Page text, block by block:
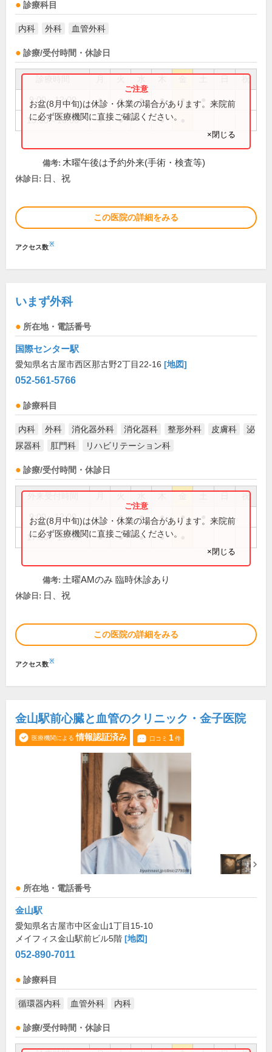
診療科目
内科 外科 血管外科
診療/受付時間・休診日
祝
9:00～12:00 ● ● ● ● ●
15:00～18:00 ● ● ●
お盆(8月中旬)は休診・休業の場合があります。来院前
に必ず医療機関に直接ご確認ください。
×閉じる
備考: 木曜午後は予約外来(手術・検査等)
休診日: 日、祝
この医院の詳細をみる
アクセス数※
いまず外科
所在地・電話番号
国際センター駅
愛知県名古屋市西区那古野2丁目22-16 [地図]
052-561-5766
診療科目
内科 外科 消化器外科 消化器科 整形外科 皮膚科
泌
尿器科
肛門科 リハビリテーション科
診療/受付時間・休診日
祝
9:00～12:00 ● ● ● ● ●
17:00～19:00 ● ● ● ●
お盆(8月中旬)は休診・休業の場合があります。来院前
に必ず医療機関に直接ご確認ください。
×閉じる
備考: 土曜AMのみ 臨時休診あり
休診日: 日、祝
この医院の詳細をみる
アクセス数※
金山駅前心臓と血管のクリニック・金子医院
医療機関による 情報認証済み 口コミ 1件
所在地・電話番号
金山駅
愛知県名古屋市中区金山1丁目15-10
メイフィス金山駅前ビル5階 [地図]
052-890-7011
診療科目
循環器内科 血管外科 内科
診療/受付時間・休診日